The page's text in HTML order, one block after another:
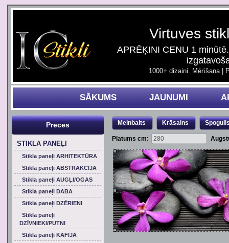
Virtuves
APRĒĶINI CENU 1
1000+ dizaini. Mērīšana |
SĀKUMS JAUNUMI
Melnbalts Krāsains
Platums cm:
Preces
STIKLA PANEĻI
Stikla paneļi ARHITEKTŪRA
Stikla paneļi ABSTRAKCIJA
Stikla paneļi AUGĻI/OGAS
Stikla paneļi DABA
Stikla paneļi DZĒRIENI
Stikla paneļi
DZĪVNIEKI/PUTNI
Stikla paneļi KAFIJA